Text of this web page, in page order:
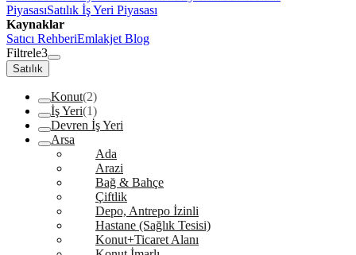
PiyasasıSatılık İş Yeri Piyasası
Kaynaklar
Satıcı RehberiEmlakjet Blog
Filtrele3
Satılık
Konut(2)
İş Yeri(1)
Devren İş Yeri
Arsa
Ada
Arazi
Bağ & Bahçe
Çiftlik
Depo, Antrepo İzinli
Hastane (Sağlık Tesisi)
Konut+Ticaret Alanı